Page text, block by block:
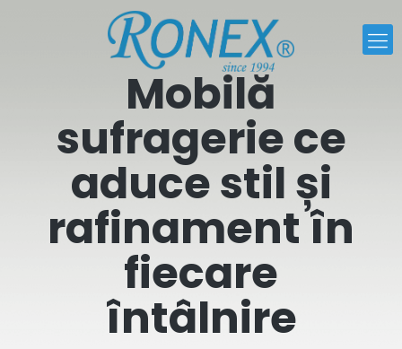
Mobilă
sufragerie ce
aduce stil și
rafinament în
fiecare
întâlnire